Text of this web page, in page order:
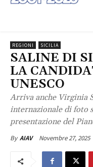
REGIONI SICILIA
SALINE DI
LA
UNESCO
Arriva anche Virginia
internazionale di foto
presentazione del
By AIAV Novembre 27, 2025